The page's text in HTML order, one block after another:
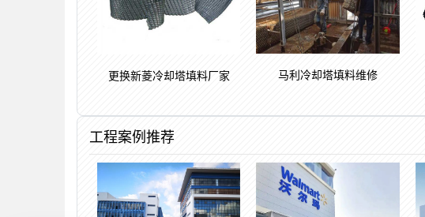
更换新菱冷却塔填料厂家 马利冷却塔填料维修
工程案例推荐